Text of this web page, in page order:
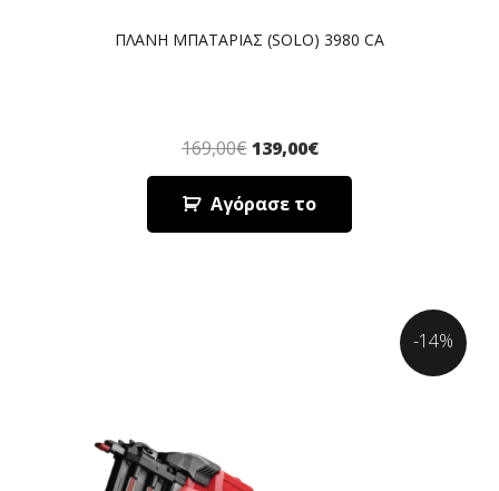
ΠΛΑΝΗ ΜΠΑΤΑΡΙΑΣ (SOLO) 3980 CA
169,00€ 139,00€
Αγόρασε το
-14%